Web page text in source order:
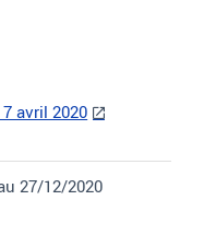
avril 2020
27/12/2020